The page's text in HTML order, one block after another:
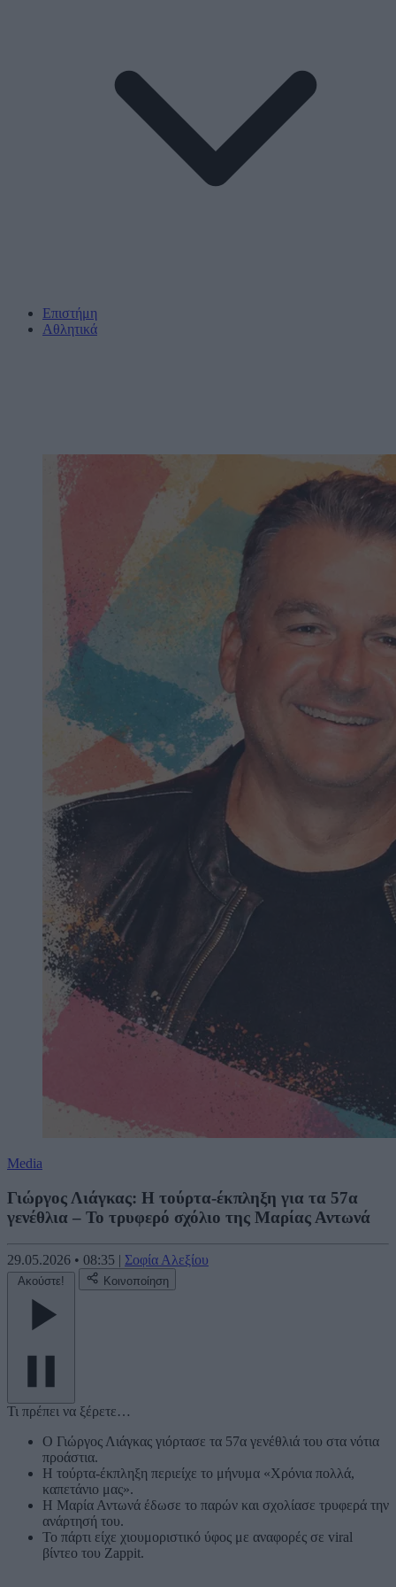
Επιστήμη
Αθλητικά
Media
Γιώργος Λιάγκας: Η τούρτα-έκπληξη για τα 57α
γενέθλια – Το τρυφερό σχόλιο της Μαρίας Αντωνά
29.05.2026 • 08:35 | Σοφία Αλεξίου
Ακούστε! Κοινοποίηση
Τι πρέπει να ξέρετε…
Ο Γιώργος Λιάγκας γιόρτασε τα 57α γενέθλιά του στα νότια
προάστια.
Η τούρτα-έκπληξη περιείχε το μήνυμα «Χρόνια πολλά,
καπετάνιο μας».
Η Μαρία Αντωνά έδωσε το παρών και σχολίασε τρυφερά την
ανάρτησή του.
Το πάρτι είχε χιουμοριστικό ύφος με αναφορές σε viral
βίντεο του Zappit.